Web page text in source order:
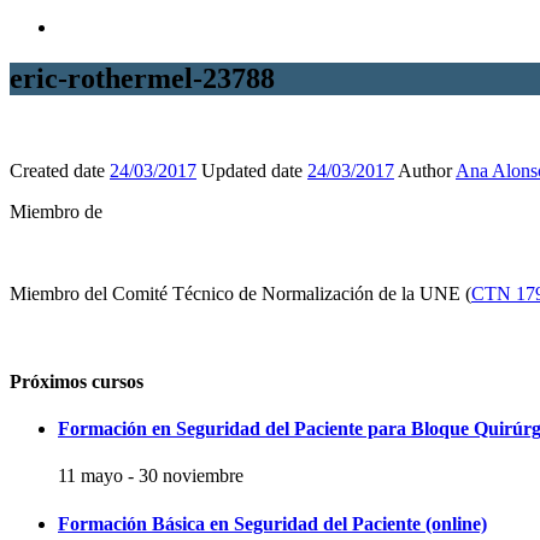
eric-rothermel-23788
Created date 24/03/2017 Updated date 24/03/2017 AuthorAna
Miembro de
Miembro del Comité Técnico de Normalización de la UNE (CTN
Próximos cursos
Formación en Seguridad del Paciente para Bloque
11 mayo - 30 noviembre
Formación Básica en Seguridad del Paciente (online)